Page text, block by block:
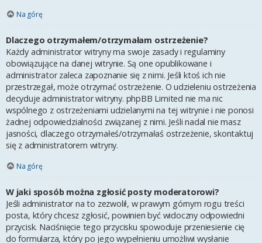
Na górę
Dlaczego otrzymałem/otrzymałam ostrzeżenie?
Każdy administrator witryny ma swoje zasady i regulaminy
obowiązujące na danej witrynie. Są one opublikowane i
administrator zaleca zapoznanie się z nimi. Jeśli ktoś ich nie
przestrzegał, może otrzymać ostrzeżenie. O udzieleniu ostrzeżenia
decyduje administrator witryny. phpBB Limited nie ma nic
wspólnego z ostrzeżeniami udzielanymi na tej witrynie i nie ponosi
żadnej odpowiedzialności związanej z nimi. Jeśli nadal nie masz
jasności, dlaczego otrzymałeś/otrzymałaś ostrzeżenie, skontaktuj
się z administratorem witryny.
Na górę
W jaki sposób można zgłosić posty moderatorowi?
Jeśli administrator na to zezwolił, w prawym górnym rogu treści
posta, który chcesz zgłosić, powinien być widoczny odpowiedni
przycisk. Naciśnięcie tego przycisku spowoduje przeniesienie cię
do formularza, który po jego wypełnieniu umożliwi wysłanie